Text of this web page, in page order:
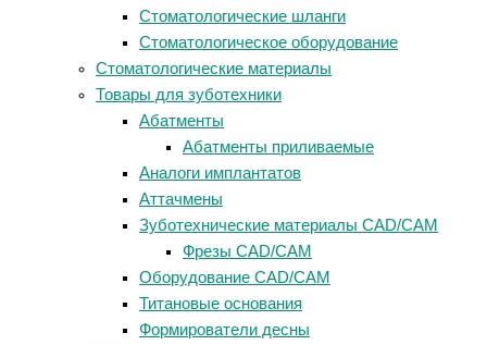
Стоматологические шланги
Стоматологическое оборудование
Стоматологические материалы
Товары для зуботехники
Абатменты
Абатменты приливаемые
Аналоги имплантатов
Аттачмены
Зуботехнические материалы CAD/CAM
Фрезы CAD/CAM
Оборудование CAD/CAM
Титановые основания
Формирователи десны